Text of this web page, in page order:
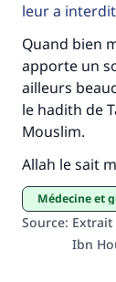
leur a
Quand bien
apporte un
ailleurs
le hadith de
Mouslim.
Allah le sait
Médecine et
Source: Extrait
Ibn